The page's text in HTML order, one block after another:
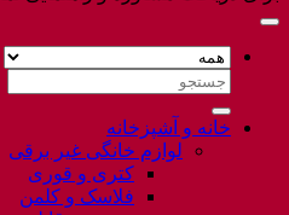
جستجو
برای:
خانه و آشپزخانه
لوازم خانگی غیر برقی
کتری و قوری
فلاسک و کلمن